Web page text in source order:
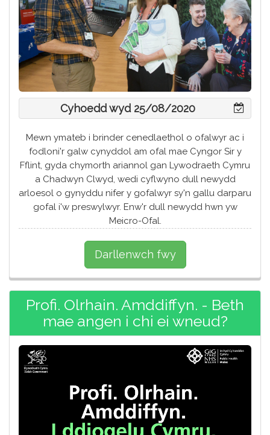
Cyhoedd wyd 25/08/2020
Mewn ymateb i brinder cenedlaethol o ofalwyr ac i
fodloni'r galw cynyddol am ofal mae Cyngor Sir y
Fflint, gyda chymorth ariannol gan Lywodraeth Cymru
a Chadwyn Clwyd, wedi cyflwyno dull newydd
arloesol o gynyddu nifer y gofalwyr sy'n gallu darparu
gofal i'w preswylwyr. Enw'r dull newydd hwn yw
Meicro-Ofal.
Darllenwch fwy
Profi. Olrhain. Amddiffyn. - Beth
mae angen i chi ei wneud?